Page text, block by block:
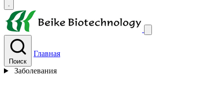
Поиск
Главная
Заболевания